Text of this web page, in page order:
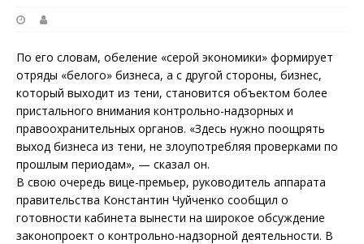
По его словам, обеление «серой экономики» формирует
отряды «белого» бизнеса, а с другой стороны, бизнес,
который выходит из тени, становится объектом более
пристального внимания контрольно-надзорных и
правоохранительных органов. «Здесь нужно поощрять
выход бизнеса из тени, не злоупотребляя проверками по
прошлым периодам», — сказал он.
В свою очередь вице-премьер, руководитель аппарата
правительства Константин Чуйченко сообщил о
готовности кабинета вынести на широкое обсуждение
законопроект о контрольно-надзорной деятельности. В